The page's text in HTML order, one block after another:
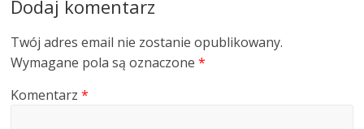
Dodaj komentarz
Twój adres email nie zostanie opublikowany.
Wymagane pola są oznaczone*
Komentarz*